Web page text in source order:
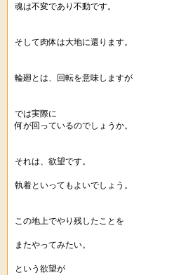
魂は不変であり不動です。
そして肉体は大地に還ります。
輪廻とは、回転を意味しますが
では実際に
何が回っているのでしょうか。
それは、欲望です。
執着といってもよいでしょう。
この地上でやり残したことを
またやってみたい。
という欲望が